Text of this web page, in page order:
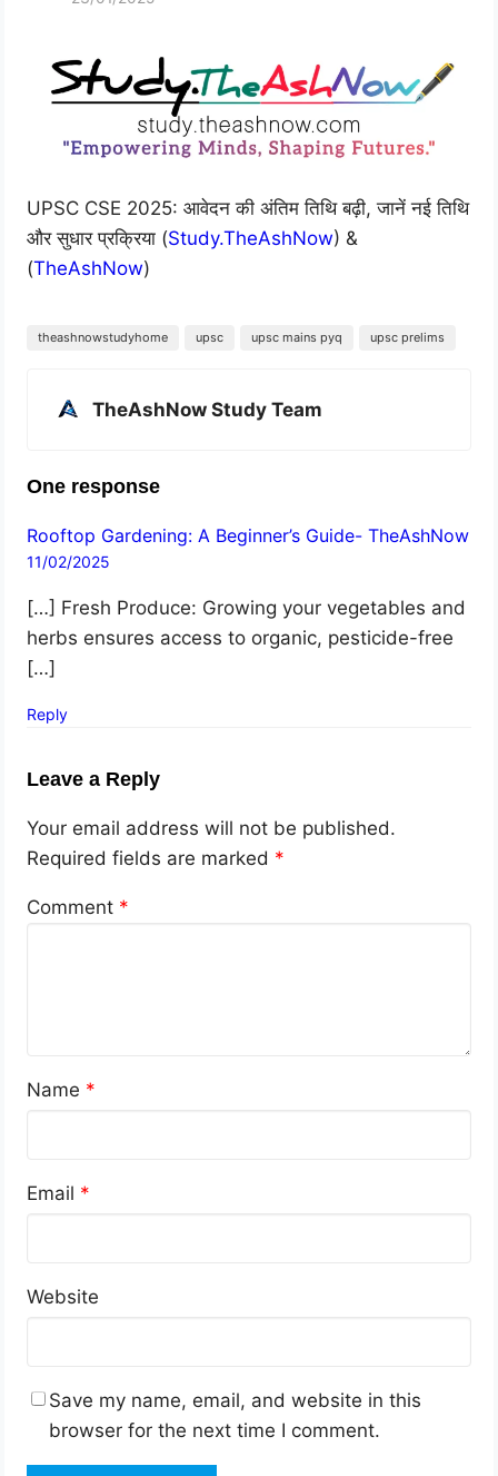
UPSC CSE 2025: आवेदन की अंतिम तिथि बढ़ी, जानें नई तिथि
और सुधार प्रक्रिया (Study.TheAshNow) &
(TheAshNow)
theashnowstudyhome upsc upsc mains pyq upsc prelims
TheAshNow Study Team
One response
Rooftop Gardening: A Beginner’s Guide- TheAshNow
11/02/2025
[…] Fresh Produce: Growing your vegetables and
herbs ensures access to organic, pesticide-free
[…]
Reply
Leave a Reply
Your email address will not be published.
Required fields are marked *
Comment *
Name *
Email *
Website
Save my name, email, and website in this
browser for the next time I comment.